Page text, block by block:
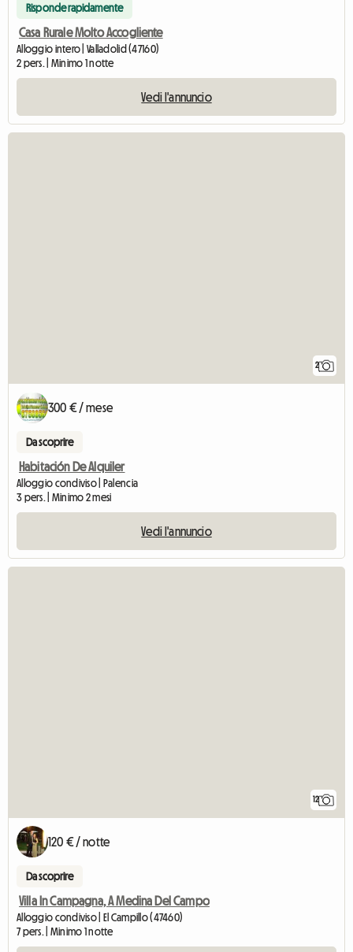
Risponde rapidamente
Casa Rurale Molto Accogliente
Alloggio intero | Valladolid (47160)
2 pers. | Minimo 1 notte
Vedi l'annuncio
2
300 € / mese
Da scoprire
Habitación De Alquiler
Alloggio condiviso | Palencia
3 pers. | Minimo 2 mesi
Vedi l'annuncio
12
120 € / notte
Da scoprire
Villa In Campagna, A Medina Del Campo
Alloggio condiviso | El Campillo (47460)
7 pers. | Minimo 1 notte